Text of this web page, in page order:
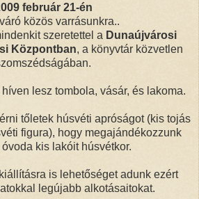
február 21-én
közös varrásunkra..
szeretettel a Dunaújvárosi
Központban, a könyvtár közvetlen
lesz tombola, vásár, és lakoma.
tőletek húsvéti apróságot (kis tojás
figura), hogy megajándékozzunk
kis lakóit húsvétkor.
is lehetőséget adunk ezért
legújabb alkotásaitokat.